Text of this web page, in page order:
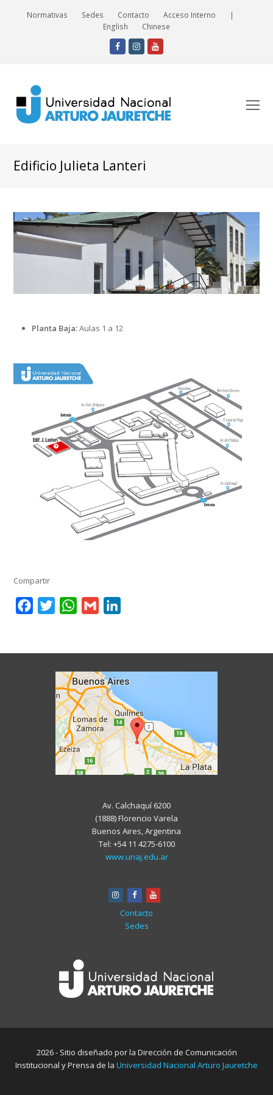
Normativas Sedes Contacto Acceso Interno
|
English
Chinese
Facebook
Instagram
Youtube
Edificio Julieta Lanteri
Planta Baja:Aulas 1 a 12
Compartir
FacebookTwitterWhatsApp
Gmail
Av. Calchaquí 6200
(1888) Florencio Varela
Buenos Aires, Argentina
Tel: +54 11 4275-6100
www.unaj.edu.ar
instagram
facebookyoutube
Contacto
Sedes
2026 - Sitio diseñado por la Dirección de Comunicación
Institucional y Prensa de la Universidad Nacional Arturo Jauretche